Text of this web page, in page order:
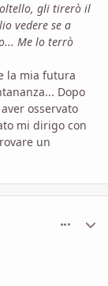
gli tirerò il
vedere se a
Me lo terrò
la mia futura
Dopo
osservato
mi dirigo con
un